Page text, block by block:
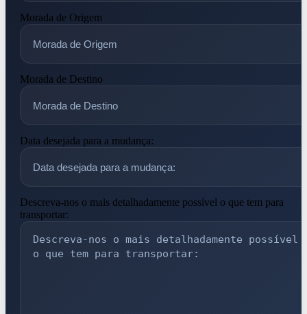
Morada de Origem
Morada de Destino
Data desejada para a mudança:
Descreva-nos o mais detalhadamente possível o que tem para
transportar: